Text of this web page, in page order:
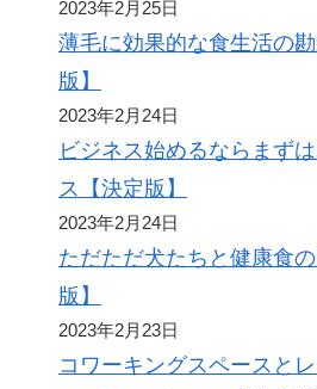
2023年2月25日
薄毛に効果的な食生活の
版】
2023年2月24日
ビジネス始めるならまず
ス【決定版】
2023年2月24日
ただただ犬たちと健康食
版】
2023年2月23日
コワーキングスペースと